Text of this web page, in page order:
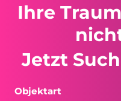
Ihre
Jetzt
Objektart